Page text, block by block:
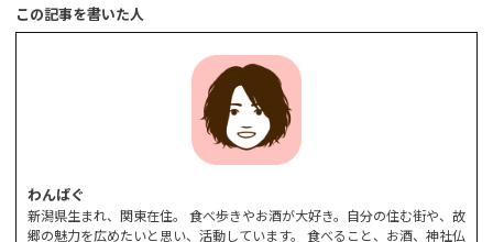
この記事を書いた人
わんぱぐ
新潟県生まれ、関東在住。 食べ歩きやお酒が大好き。自分の住む街や、故
郷の魅力を広めたいと思い、活動しています。 食べること、お酒、神社仏